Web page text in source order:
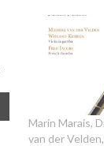
Marin Marais,
van der